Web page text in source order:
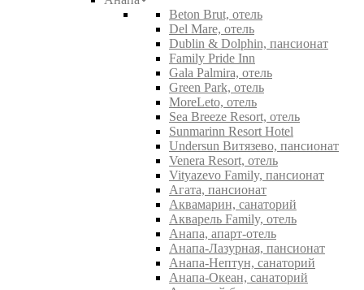
Beton Brut, отель
Del Mare, отель
Dublin & Dolphin, пансионат
Family Pride Inn
Gala Palmira, отель
Green Park, отель
MoreLeto, отель
Sea Breeze Resort, отель
Sunmarinn Resort Hotel
Undersun Витязево, пансионат
Venera Resort, отель
Vityazevo Family, пансионат
Агата, пансионат
Аквамарин, санаторий
Акварель Family, отель
Анапа, апарт-отель
Анапа-Лазурная, пансионат
Анапа-Нептун, санаторий
Анапа-Океан, санаторий